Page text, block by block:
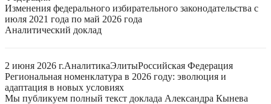
Изменения федерального избирательного законодательства с
июля 2021 года по май 2026 года
Аналитический доклад
2 июня 2026 г.АналитикаЭлитыРоссийская Федерация
Региональная номенклатура в 2026 году: эволюция и
адаптация в новых условиях
Мы публикуем полный текст доклада Александра Кынева